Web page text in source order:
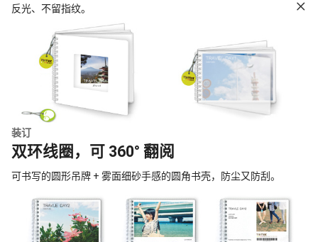
反光、不留指纹。
装订
双环线圈，可 360° 翻阅
可书写的圆形吊牌 + 雾面细砂手感的圆角书壳，防尘又防刮。